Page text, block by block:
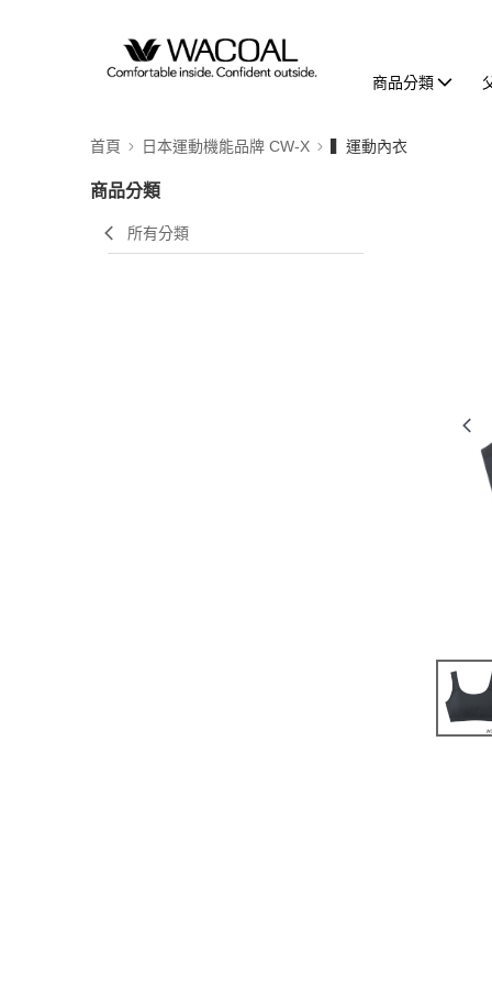
商品分類
首頁 日本運動機能品牌 CW-X ▍運動內衣
商品分類
所有分類